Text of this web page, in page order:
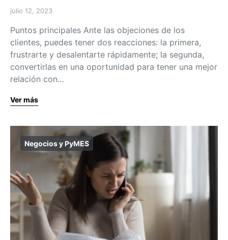
julio 12, 2023
Puntos principales Ante las objeciones de los
clientes, puedes tener dos reacciones: la primera,
frustrarte y desalentarte rápidamente; la segunda,
convertirlas en una oportunidad para tener una mejor
relación con…
Ver más
Negocios y PyMES